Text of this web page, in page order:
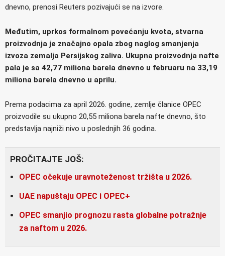
dnevno, prenosi Reuters pozivajući se na izvore.
Međutim, uprkos formalnom povećanju kvota, stvarna
proizvodnja je značajno opala zbog naglog smanjenja
izvoza zemalja Persijskog zaliva. Ukupna proizvodnja nafte
pala je sa 42,77 miliona barela dnevno u februaru na 33,19
miliona barela dnevno u aprilu.
Prema podacima za april 2026. godine, zemlje članice OPEC
proizvodile su ukupno 20,55 miliona barela nafte dnevno, što
predstavlja najniži nivo u poslednjih 36 godina.
PROČITAJTE JOŠ:
OPEC očekuje uravnoteženost tržišta u 2026.
UAE napuštaju OPEC i OPEC+
OPEC smanjio prognozu rasta globalne potražnje
za naftom u 2026.